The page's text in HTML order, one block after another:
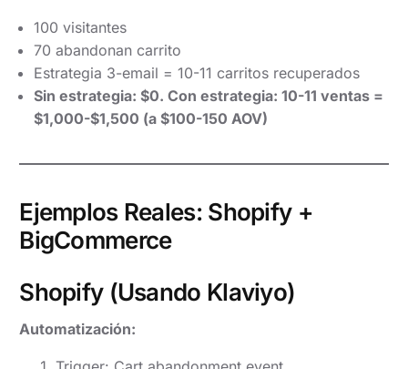
100 visitantes
70 abandonan carrito
Estrategia 3-email = 10-11 carritos recuperados
Sin estrategia: $0. Con estrategia: 10-11 ventas =
$1,000-$1,500 (a $100-150 AOV)
Ejemplos Reales: Shopify +
BigCommerce
Shopify (Usando Klaviyo)
Automatización: